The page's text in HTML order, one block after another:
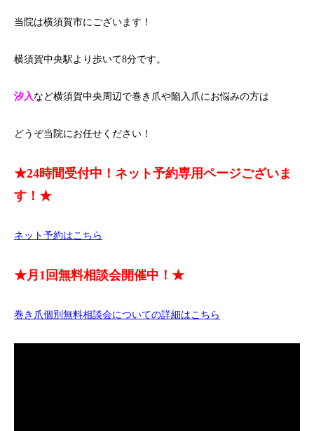
当院は横須賀市にございます！
横須賀中央駅より歩いて8分です。
汐入など横須賀中央周辺で巻き爪や陥入爪にお悩みの方は
どうぞ当院にお任せください！
★24時間受付中！ネット予約専用ページございま
す！★
ネット予約はこちら
★月1回無料相談会開催中！★
巻き爪個別無料相談会についての詳細はこちら